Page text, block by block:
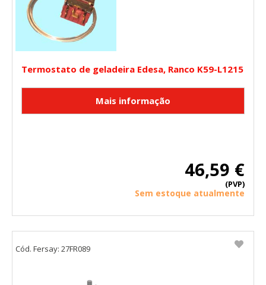
Termostato de geladeira Edesa, Ranco K59-L1215
46,59 €
(PVP)
Sem estoque atualmente
Cód. Fersay: 27FR089